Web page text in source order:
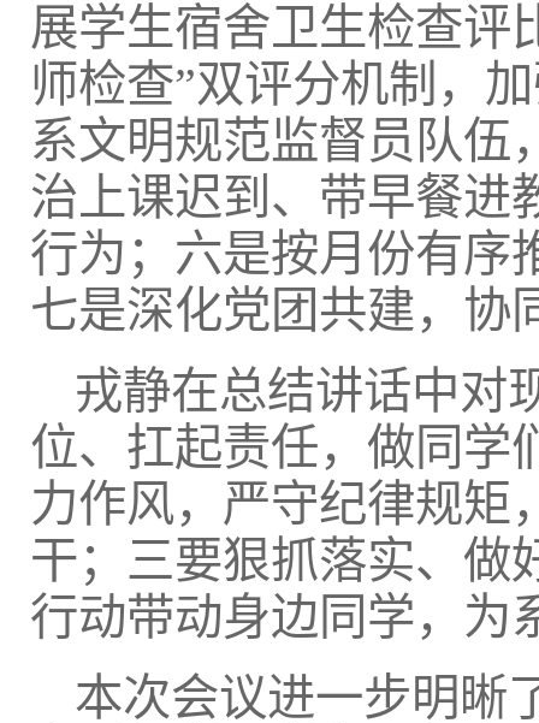
展学生宿舍卫生检查评
师检查”双评分机制，
系文明规范监督员队伍
治上课迟到、带早餐进
行为；六是按月份有序
七是深化党团共建，协
戎静在总结讲话中对
位、扛起责任，做同学
力作风，严守纪律规矩
干；三要狠抓落实、做
行动带动身边同学，为
本次会议进一步明晰